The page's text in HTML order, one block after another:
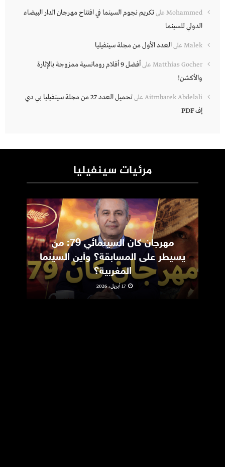
Mohammed علىتكريم نجوم السينما في افتتاح مهرجان الدار البيضاء
الدولي للسينما
Malek علىالعدد الأول من مجلة سينفيليا
Matthias Gocher على
أفضل 9 أفلام رومانسية ممزوجة بالإثارة
والأكشن!
Aitmbarek Abdelali على
تحميل العدد 27 من مجلة سينفيليا بي دي
إف PDF
مرئيات سينفيليا
مهرجان كان السينمائي 79: من
يسيطر على المسابقة؟ وأين السينما
المغربية؟
17 أبريل، 2026